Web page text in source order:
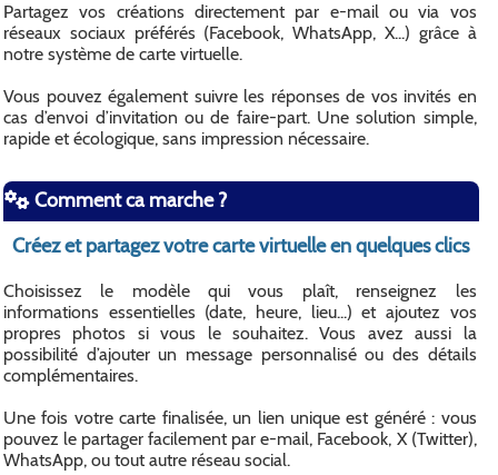
Partagez vos créations directement par e-mail ou via vos
réseaux sociaux préférés (Facebook, WhatsApp, X...) grâce à
notre système de carte virtuelle.
Vous pouvez également suivre les réponses de vos invités en
cas d’envoi d’invitation ou de faire-part. Une solution simple,
rapide et écologique, sans impression nécessaire.
Comment ca marche ?
Créez et partagez votre carte virtuelle en quelques clics
Choisissez le modèle qui vous plaît, renseignez les
informations essentielles (date, heure, lieu...) et ajoutez vos
propres photos si vous le souhaitez. Vous avez aussi la
possibilité d’ajouter un message personnalisé ou des détails
complémentaires.
Une fois votre carte finalisée, un lien unique est généré : vous
pouvez le partager facilement par e-mail, Facebook, X (Twitter),
WhatsApp, ou tout autre réseau social.